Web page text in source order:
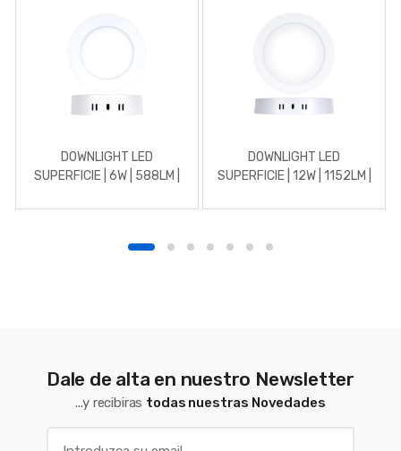
DOWNLIGHT LED
SUPERFICIE | 6W | 588LM |
BLANCO
DOWNLIGHT LED
SUPERFICIE | 12W | 1152LM |
BLANCO
Dale de alta en nuestro Newsletter
...y recibiras todas nuestras Novedades